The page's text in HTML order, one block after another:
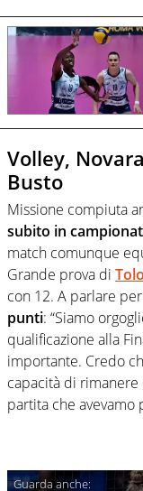
Volley,
Busto
Missione compiuta
subito in
match comunque
Grande prova di
con 12. A parlare
punti: “Siamo
qualificazione alla
importante. Credo
capacità di
partita che avevamo